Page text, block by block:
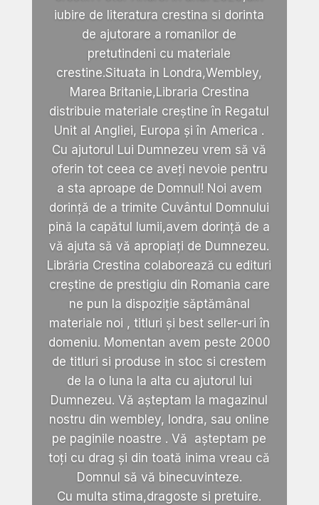
iubire de literatura crestina si dorinta
de ajutorare a romanilor de
pretutindeni cu materiale
crestine.Situata in Londra,Wembley,
Marea Britanie,Libraria Crestina
distribuie materiale creștine în Regatul
Unit al Angliei, Europa și în America .
Cu ajutorul Lui Dumnezeu vrem să vă
oferin tot ceea ce aveți nevoie pentru
a sta aproape de Domnul! Noi avem
dorință de a trimite Cuvântul Domnului
pină la capătul lumii,avem dorință de a
vă ajuta să vă apropiați de Dumnezeu.
Librăria Crestina colaborează cu edituri
creștine de prestigiu din Romania care
ne pun la dispoziție săptămânal
materiale noi , titluri și best seller-uri în
domeniu. Momentan avem peste 2000
de titluri si produse in stoc si crestem
de la o luna la alta cu ajutorul lui
Dumnezeu. Vă așteptam la magazinul
nostru din wembley, londra, sau online
pe paginile noastre . Vă așteptam pe
toți cu drag și din toată inima vreau că
Domnul să vă binecuvinteze.
Cu multa stima,dragoste si pretuire.